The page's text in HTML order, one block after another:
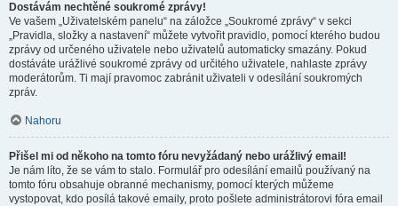
Dostávám nechtěné soukromé zprávy!
Ve vašem „Uživatelském panelu“ na záložce „Soukromé zprávy“ v sekci
„Pravidla, složky a nastavení“ můžete vytvořit pravidlo, pomocí kterého budou
zprávy od určeného uživatele nebo uživatelů automaticky smazány. Pokud
dostáváte urážlivé soukromé zprávy od určitého uživatele, nahlaste zprávy
moderátorům. Ti mají pravomoc zabránit uživateli v odesílání soukromých
zpráv.
Nahoru
Přišel mi od někoho na tomto fóru nevyžádaný nebo urážlivý email!
Je nám líto, že se vám to stalo. Formulář pro odesílání emailů používaný na
tomto fóru obsahuje obranné mechanismy, pomocí kterých můžeme
vystopovat, kdo posílá takové emaily, proto pošlete administrátorovi fóra email